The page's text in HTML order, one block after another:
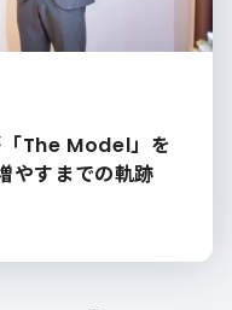
The Model」を
やすまでの軌跡